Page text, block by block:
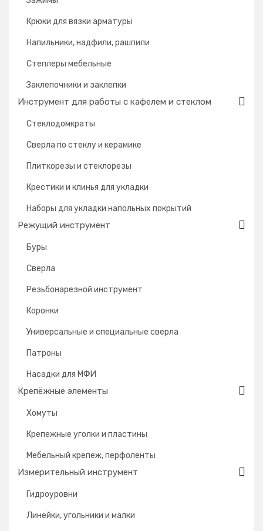
Крюки для вязки арматуры
Напильники, надфили, рашпили
Степлеры мебельные
Заклепочники и заклепки
Инструмент для работы с кафелем и стеклом
Стеклодомкраты
Сверла по стеклу и керамике
Плиткорезы и стеклорезы
Крестики и клинья для укладки
Наборы для укладки напольных покрытий
Режущий инструмент
Буры
Сверла
Резьбонарезной инструмент
Коронки
Универсальные и специальные сверла
Патроны
Насадки для МФИ
Крепёжные элементы
Хомуты
Крепежные уголки и пластины
Мебельный крепеж, перфоленты
Измерительный инструмент
Гидроуровни
Линейки, угольники и малки